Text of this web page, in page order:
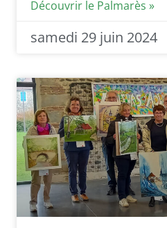
Découvrir le Palmarès »
samedi 29 juin 2024